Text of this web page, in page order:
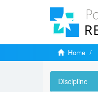
Home
Discipline